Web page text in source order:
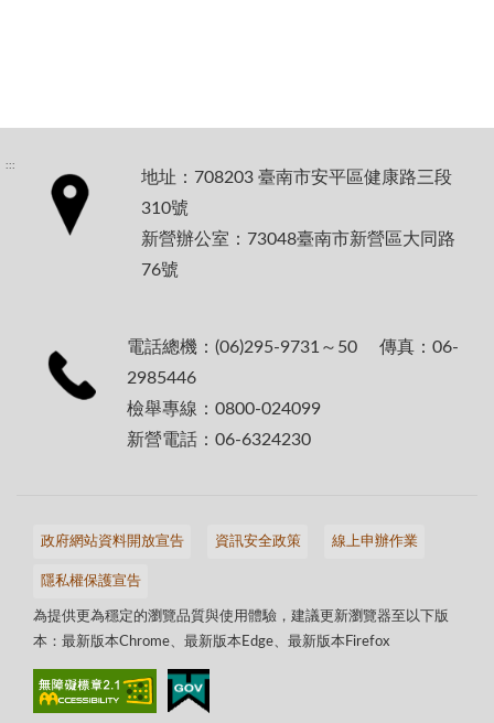
:::
地址：708203 臺南市安平區健康路三段
310號
新營辦公室：73048臺南市新營區大同路
76號
電話總機：(06)295-9731～50 傳真：06-
2985446
檢舉專線：0800-024099
新營電話：06-6324230
政府網站資料開放宣告 資訊安全政策 線上申辦作業
隱私權保護宣告
為提供更為穩定的瀏覽品質與使用體驗，建議更新瀏覽器至以下版
本：最新版本Chrome、最新版本Edge、最新版本Firefox